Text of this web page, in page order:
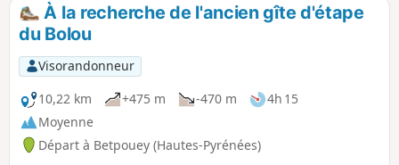
À la recherche de l'ancien gîte d'étape
du Bolou
Visorandonneur
10,22 km
+475 m -470 m
4h 15
Moyenne
Départ à Betpouey (Hautes-Pyrénées)